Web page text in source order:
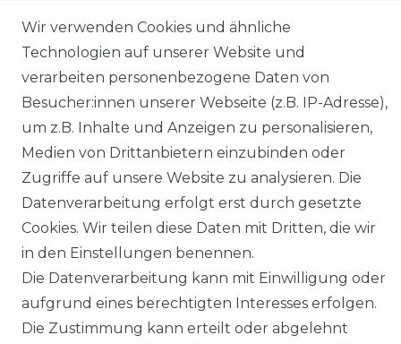
Instagram
YouTube
Sicher Bezahlen
Wir verwenden Cookies und ähnliche
Technologien auf unserer Website und
verarbeiten personenbezogene Daten von
Besucher:innen unserer Webseite (z.B. IP-Adresse),
um z.B. Inhalte und Anzeigen zu personalisieren,
Medien von Drittanbietern einzubinden oder
Zugriffe auf unsere Website zu analysieren. Die
Datenverarbeitung erfolgt erst durch gesetzte
Cookies. Wir teilen diese Daten mit Dritten, die wir
in den Einstellungen benennen.
Die Datenverarbeitung kann mit Einwilligung oder
aufgrund eines berechtigten Interesses erfolgen.
Die Zustimmung kann erteilt oder abgelehnt